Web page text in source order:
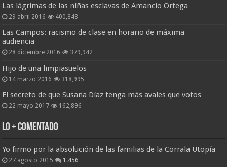
Las lágrimas de las niñas esclavas de Amancio Ortega
29 abril 2016 400,848
Las Campos: racismo de clase en horario de máxima
audiencia
28 diciembre 2016 379,942
Hijo de una limpiasuelos
14 marzo 2016 318,995
El secreto de que Susana Díaz tenga más avales que votos
22 mayo 2017 162,896
Lo + Comentado
Yo firmo por la absolución de las familias de la Corrala Utopía
27 agosto 2015 1.456